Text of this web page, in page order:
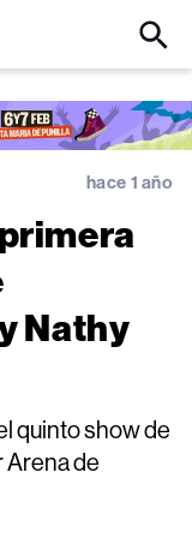
Click
Input
hace 1 año
Nathy
quinto show de
Arena de